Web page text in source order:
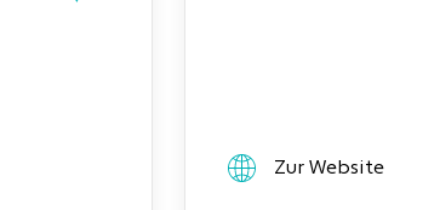
Zur Website